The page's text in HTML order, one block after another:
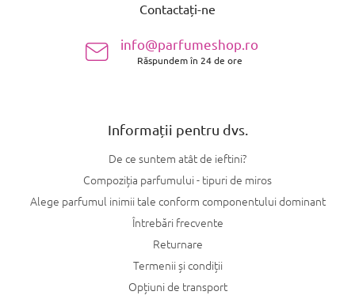
Contactați-ne
info@parfumeshop.ro
Răspundem în 24 de ore
Informații pentru dvs.
De ce suntem atât de ieftini?
Compoziția parfumului - tipuri de miros
Alege parfumul inimii tale conform componentului dominant
Întrebări frecvente
Returnare
Termenii și condiții
Opțiuni de transport